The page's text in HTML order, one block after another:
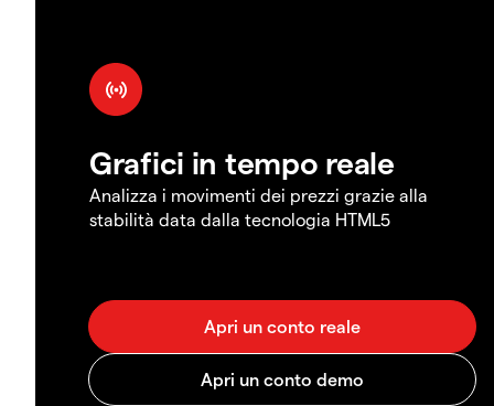
Grafici in tempo reale
Analizza i movimenti dei prezzi grazie alla
stabilità data dalla tecnologia HTML5